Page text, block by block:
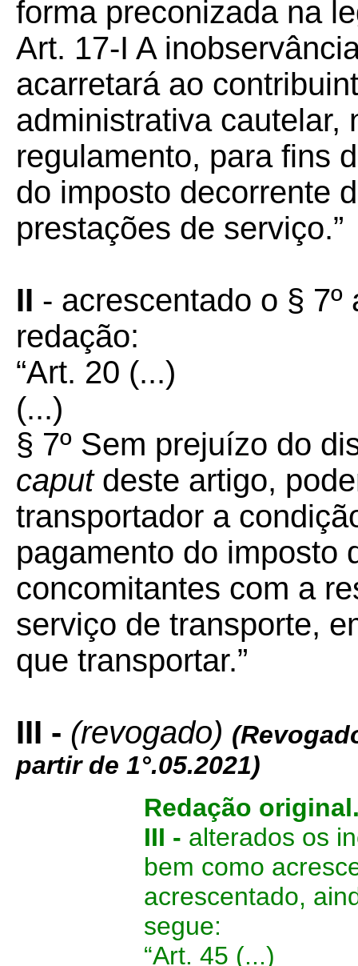
forma preconizada na
Art. 17-I A
acarretará ao
administrativa cautelar,
regulamento, para fins
do imposto decorrente
prestações de serviço.”
II - acrescentado o §
redação:
“Art. 20 (...)
(...)
§ 7º Sem prejuízo do
caputdeste artigo,
transportador a
pagamento do imposto
concomitantes com a
serviço de transporte,
que transportar.”
III - (revogado)
partir de 1°.05.2021)
Redação
III - alterados os
bem como
acrescentado,
segue:
“Art. 45 (...)